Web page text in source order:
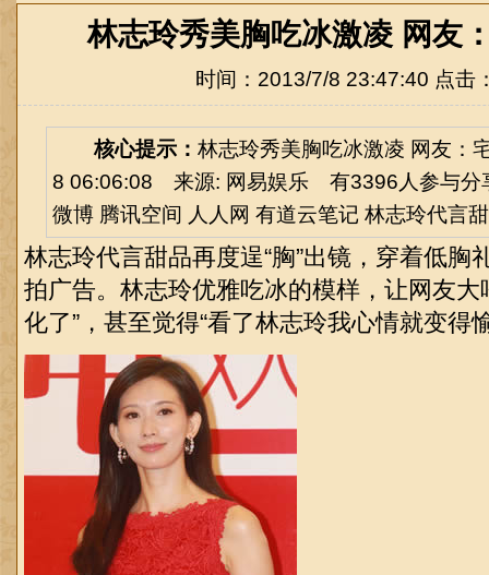
林志玲秀美胸吃冰激凌 网友
时间：2013/7/8 23:47:40 点击
核心提示： 林志玲秀美胸吃冰激凌 网友：
8 06:06:08 来源: 网易娱乐 有3396人参与分
微博 腾讯空间 人人网 有道云笔记 林志玲代言甜
林志玲代言甜品再度逞“胸”出镜，穿着低胸
拍广告。林志玲优雅吃冰的模样，让网友大
化了”，甚至觉得“看了林志玲我心情就变得